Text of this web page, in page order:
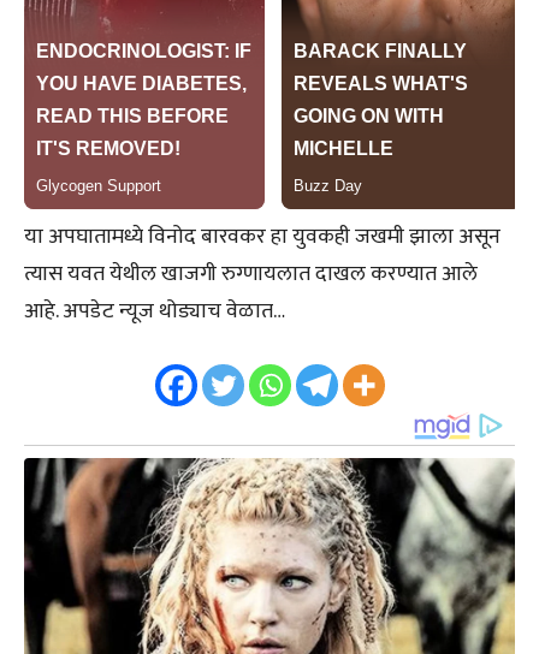
या अपघातामध्ये विनोद बारवकर हा युवकही जखमी झाला असून
त्यास यवत येथील खाजगी रुग्णायलात दाखल करण्यात आले
आहे. अपडेट न्यूज थोड्याच वेळात…